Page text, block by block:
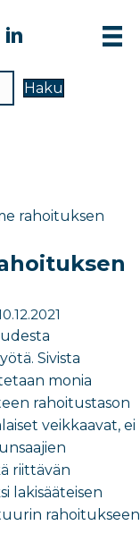
Haku
rahoituksen
Sivista
monia
rahoitustason
veikkaavat, ei
riittävän
lakisääteisen
rahoitukseen